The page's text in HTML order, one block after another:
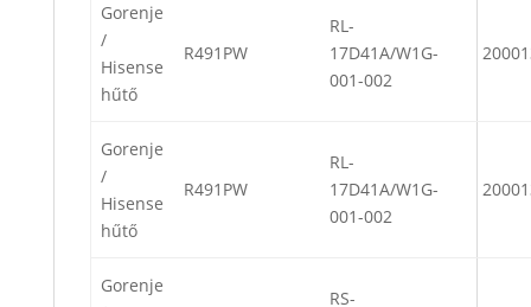
Gorenje
/
Hisense
hűtő
R491PW
RL-
17D41A/W1G-
001-002
Gorenje
/
Hisense
hűtő
R491PW
RL-
17D41A/W1G-
001-002
Gorenje
RS-